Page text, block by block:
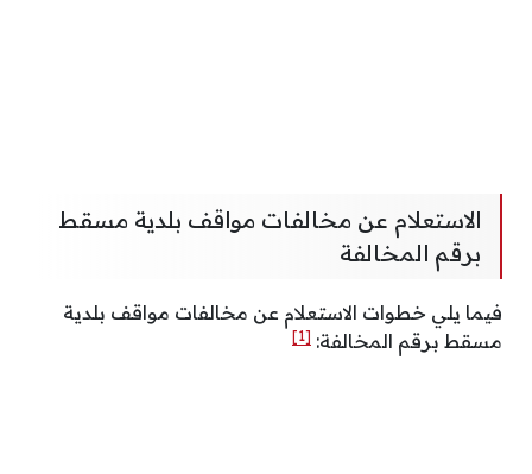
الاستعلام عن مخالفات مواقف بلدية مسقط
برقم المخالفة
فيما يلي خطوات الاستعلام عن مخالفات مواقف بلدية
مسقط برقم المخالفة: [1]